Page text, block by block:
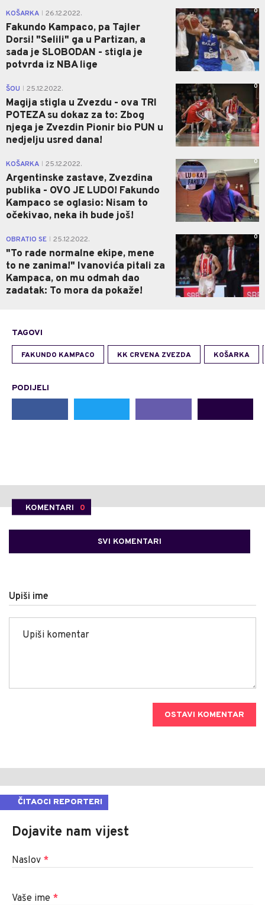
KOŠARKA 26.12.2022.
Fakundo Kampaco, pa Tajler
Dorsi! "Selili" ga u Partizan, a
sada je SLOBODAN - stigla je
potvrda iz NBA lige
0
ŠOU 25.12.2022.
Magija stigla u Zvezdu - ova TRI
POTEZA su dokaz za to: Zbog
njega je Zvezdin Pionir bio PUN u
nedjelju usred dana!
0
KOŠARKA 25.12.2022.
Argentinske zastave, Zvezdina
publika - OVO JE LUDO! Fakundo
Kampaco se oglasio: Nisam to
očekivao, neka ih bude još!
0
OBRATIO SE 25.12.2022.
"To rade normalne ekipe, mene
to ne zanima!" Ivanovića pitali za
Kampaca, on mu odmah dao
zadatak: To mora da pokaže!
0
TAGOVI
FAKUNDO KAMPACO KK CRVENA ZVEZDA KOŠARKA
PODIJELI
KOMENTARI 0
SVI KOMENTARI
Upiši ime
OSTAVI KOMENTAR
ČITAOCI REPORTERI
Dojavite nam vijest
Naslov *
Vaše ime *